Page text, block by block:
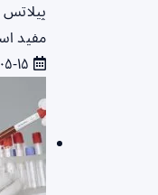
مفید